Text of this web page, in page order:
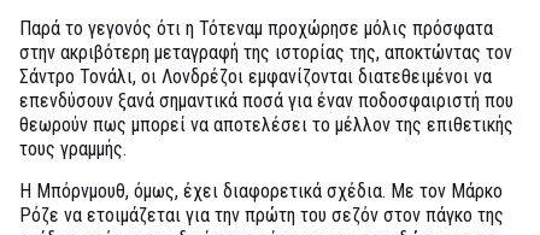
Παρά το γεγονός ότι η Τότεναμ προχώρησε μόλις πρόσφατα
στην ακριβότερη μεταγραφή της ιστορίας της, αποκτώντας τον
Σάντρο Τονάλι, οι Λονδρέζοι εμφανίζονται διατεθειμένοι να
επενδύσουν ξανά σημαντικά ποσά για έναν ποδοσφαιριστή που
θεωρούν πως μπορεί να αποτελέσει το μέλλον της επιθετικής
τους γραμμής.
Η Μπόρνμουθ, όμως, έχει διαφορετικά σχέδια. Με τον Μάρκο
Ρόζε να ετοιμάζεται για την πρώτη του σεζόν στον πάγκο της